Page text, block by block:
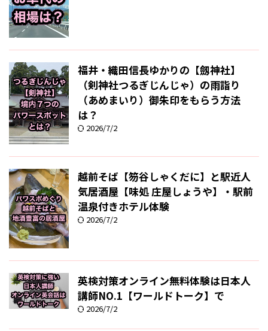
福井・織田信長ゆかりの【劔神社】
（剣神社つるぎじんじゃ）の雨詣り
（あめまいり）御朱印をもらう方法
は？
2026/7/2
越前そば【笏谷しゃくだに】と駅近人
気居酒屋【味処 庄屋しょうや】・駅前
温泉付きホテル体験
2026/7/2
英検対策オンライン無料体験は日本人
講師NO.1【ワールドトーク】で
2026/7/2